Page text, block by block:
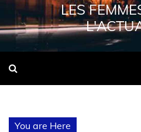
LES
You are Here